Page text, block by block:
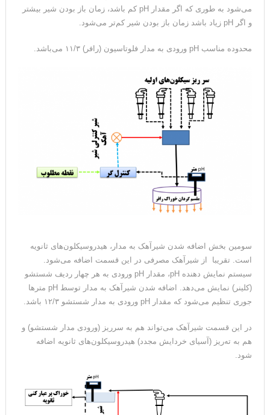
می‌شود به طوری که اگر مقدار pH کم باشد، زمان باز بودن شیر بیشتر
و اگر pH زیاد باشد زمان باز بودن شیر کم‌تر می‌شود.
محدوده مناسب pH ورودی به مدار فلوتاسیون (رافر) ۱۱/۳ می‌باشد.
سومین بخش اضافه شدن شیرآهک به مدار، هیدروسیکلون‌های ثانویه
است. تقریبا از شیرآهک مصرفی در این قسمت اضافه می‌شود.
سیستم نمایش دهنده pH، مقدار pH ورودی به هر چهار ردیف شستشو
(کلینر) نمایش می‌دهد. اضافه شدن شیرآهک به مدار توسط pH مترها
جوری تنظیم می‌شود که مقدار pH ورودی به مدار شستشو ۱۲/۳ باشد.
در این قسمت شیرآهک می‌تواند هم به سرریز (ورودی مدار شستشو) و
هم به ته‌ریز (آسیای خردایش مجدد) هیدروسیکلون‌های ثانویه اضافه
شود.